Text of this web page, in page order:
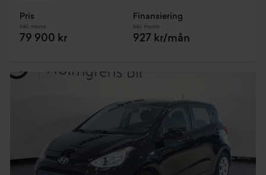
Pris
Inkl. moms
79 900 kr
Finansiering
Inkl. moms
927 kr/mån